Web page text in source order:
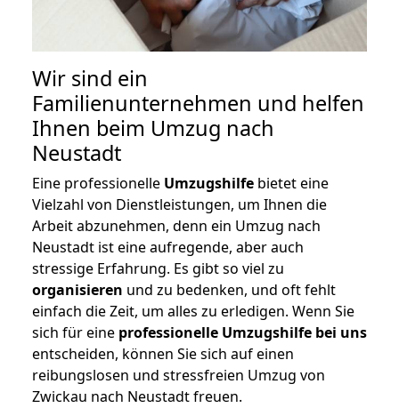
Wir sind ein
Familienunternehmen und helfen
Ihnen beim Umzug nach
Neustadt
Eine professionelle Umzugshilfe bietet eine
Vielzahl von Dienstleistungen, um Ihnen die
Arbeit abzunehmen, denn ein Umzug nach
Neustadt ist eine aufregende, aber auch
stressige Erfahrung. Es gibt so viel zu
organisieren und zu bedenken, und oft fehlt
einfach die Zeit, um alles zu erledigen. Wenn Sie
sich für eine professionelle Umzugshilfe bei uns
entscheiden, können Sie sich auf einen
reibungslosen und stressfreien Umzug von
Zwickau nach Neustadt freuen.